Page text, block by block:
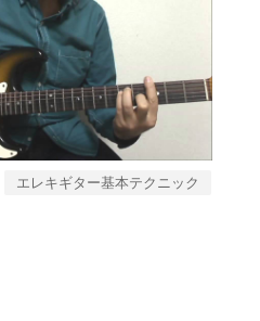
エレキギター基本テクニック